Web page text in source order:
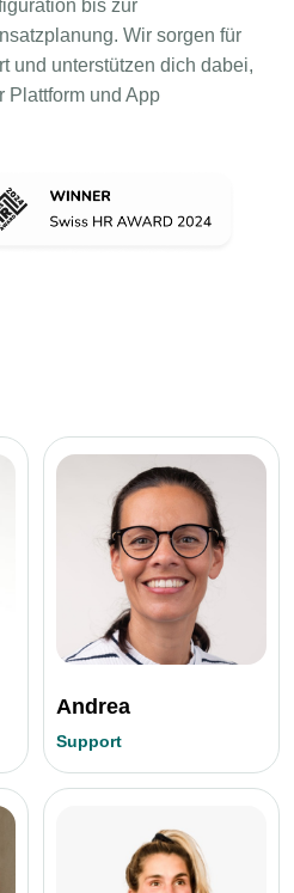
bis zur
Wir sorgen für
und unterstützen dich dabei,
Plattform und App
Andrea
Support